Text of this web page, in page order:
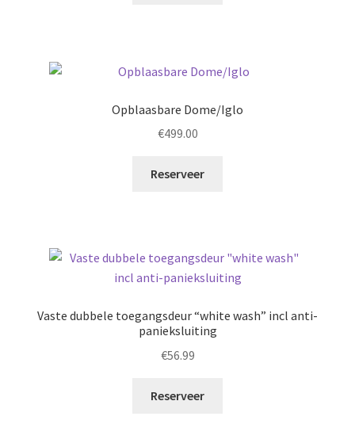
Opblaasbare Dome/Iglo
€499.00
Reserveer
Vaste dubbele toegangsdeur “white wash” incl anti-
panieksluiting
€56.99
Reserveer